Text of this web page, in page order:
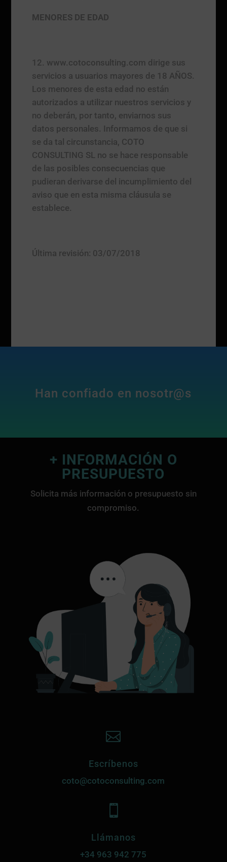
MENORES DE EDAD
www.cotoconsulting.com dirige sus
servicios a usuarios mayores de 18 AÑOS.
Los menores de esta edad no están
autorizados a utilizar nuestros servicios y
no deberán, por tanto, enviarnos sus
datos personales. Informamos de que si
se da tal circunstancia, COTO
CONSULTING SL no se hace responsable
de las posibles consecuencias que
pudieran derivarse del incumplimiento del
aviso que en esta misma cláusula se
establece.
Última revisión: 03/07/2018
Han confiado en nosotr@s
+ INFORMACIÓN O
PRESUPUESTO
Solicita más información o presupuesto sin
compromiso.

Escríbenos
coto@cotoconsulting.com

Llámanos
+34 963 942 775